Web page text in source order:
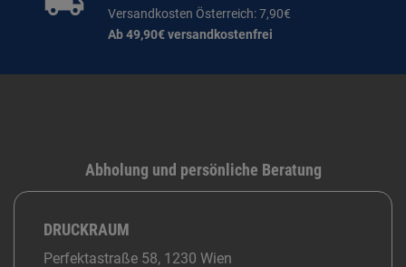
Versandkosten Österreich: 7,90€
Ab 49,90€ versandkostenfrei
Abholung und persönliche Beratung
DRUCKRAUM
Perfektastraße 58, 1230 Wien